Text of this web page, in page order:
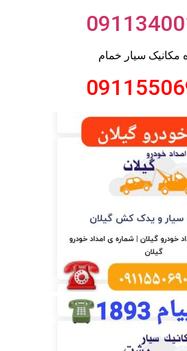
مکانیک سیار خمام